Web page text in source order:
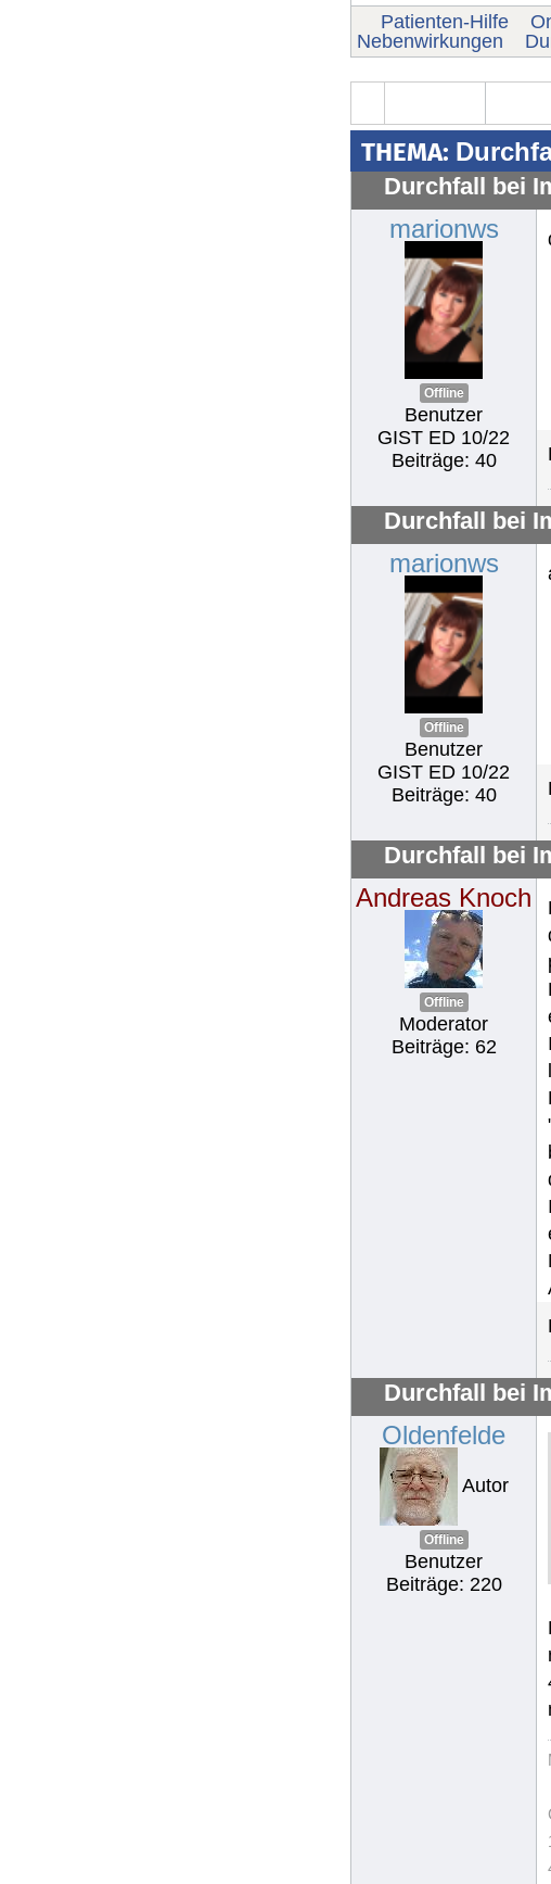
Patienten-Hilfe
Nebenwirkungen
THEMA:
Durchfall bei
marionws
Offline
Benutzer
GIST ED 10/22
Beiträge: 40
Durchfall bei
marionws
Offline
Benutzer
GIST ED 10/22
Beiträge: 40
Durchfall bei
Andreas Knoch
Offline
Moderator
Beiträge: 62
Durchfall bei
Oldenfelde
Autor
Offline
Benutzer
Beiträge: 220